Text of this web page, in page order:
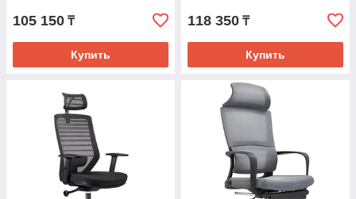
105 150 ₸
Купить
118 350 ₸
Купить